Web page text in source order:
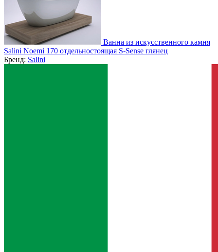
Ванна из искусственного камня
Salini Noemi 170 отдельностоящая S-Sense глянец
Бренд: Salini